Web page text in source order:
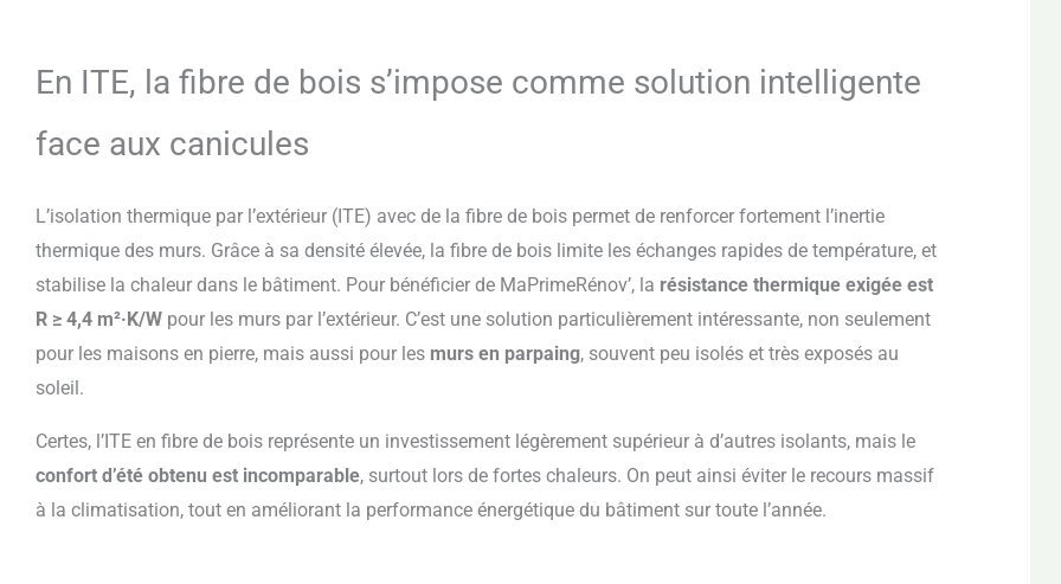
En ITE, la fibre de bois s’impose comme solution intelligente
face aux canicules
L’isolation thermique par l’extérieur (ITE) avec de la fibre de bois permet de renforcer fortement l’inertie
thermique des murs. Grâce à sa densité élevée, la fibre de bois limite les échanges rapides de température, et
stabilise la chaleur dans le bâtiment. Pour bénéficier de MaPrimeRénov’, la résistance thermique exigée est
R ≥ 4,4 m²·K/W pour les murs par l’extérieur. C’est une solution particulièrement intéressante, non seulement
pour les maisons en pierre, mais aussi pour les murs en parpaing, souvent peu isolés et très exposés au
soleil.
Certes, l’ITE en fibre de bois représente un investissement légèrement supérieur à d’autres isolants, mais le
confort d’été obtenu est incomparable, surtout lors de fortes chaleurs. On peut ainsi éviter le recours massif
à la climatisation, tout en améliorant la performance énergétique du bâtiment sur toute l’année.